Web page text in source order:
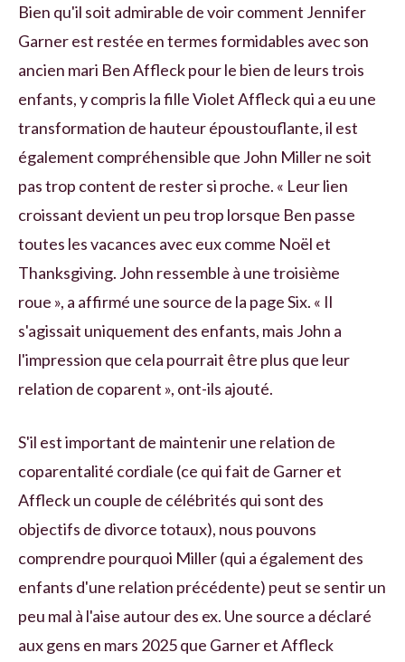
Bien qu'il soit admirable de voir comment Jennifer
Garner est restée en termes formidables avec son
ancien mari Ben Affleck pour le bien de leurs trois
enfants, y compris la fille Violet Affleck qui a eu une
transformation de hauteur époustouflante, il est
également compréhensible que John Miller ne soit
pas trop content de rester si proche. « Leur lien
croissant devient un peu trop lorsque Ben passe
toutes les vacances avec eux comme Noël et
Thanksgiving. John ressemble à une troisième
roue », a affirmé une source de la page Six. « Il
s'agissait uniquement des enfants, mais John a
l'impression que cela pourrait être plus que leur
relation de coparent », ont-ils ajouté.
S'il est important de maintenir une relation de
coparentalité cordiale (ce qui fait de Garner et
Affleck un couple de célébrités qui sont des
objectifs de divorce totaux), nous pouvons
comprendre pourquoi Miller (qui a également des
enfants d'une relation précédente) peut se sentir un
peu mal à l'aise autour des ex. Une source a déclaré
aux gens en mars 2025 que Garner et Affleck